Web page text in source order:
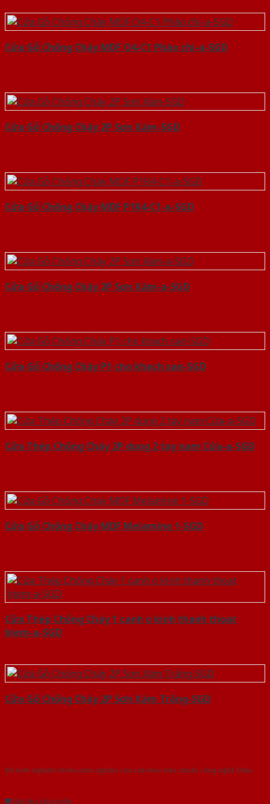
Cửa Gỗ Chống Cháy MDF O4-C1 Phào chi-a-SGD
Cửa Gỗ Chống Cháy 2P Sơn Xám-SGD
Cửa Gỗ Chống Cháy MDF P1R4-C1-a-SGD
Cửa Gỗ Chống Cháy 2P Sơn Xám-a-SGD
Cửa Gỗ Chống Cháy P1 cho khach san-SGD
Cửa Thép Chống Cháy 2P dung 2 tay nam Cửa-a-SGD
Cửa Gỗ Chống Cháy MDF Melamine 1-SGD
Cửa Thép Chống Cháy 1 canh o kinh thanh thoat
hiem-a-SGD
Cửa Gỗ Chống Cháy 2P Sơn Xám Trắng-SGD
Với kinh nghiệm nhiêu năm nghiên cứu cửa theo tiêu chuẩn công nghệ Châu
Gửi yêu cầu tư vấn